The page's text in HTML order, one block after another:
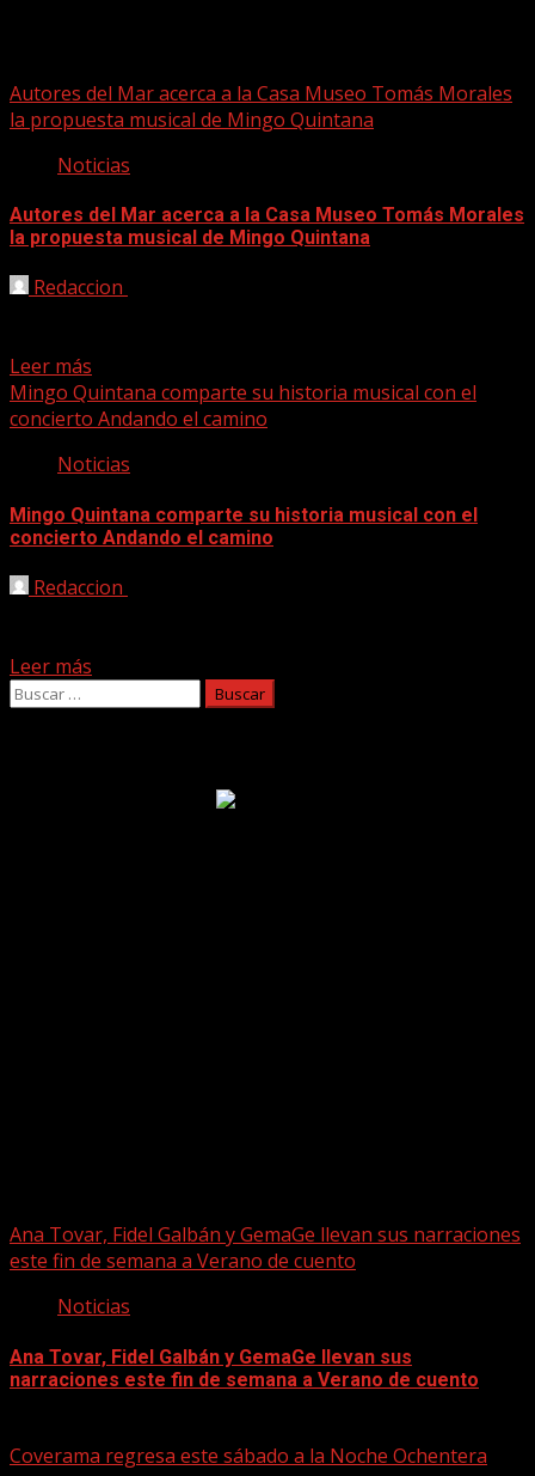
Autores del Mar acerca a la Casa Museo Tomás Morales
la propuesta musical de Mingo Quintana
Noticias
Autores del Mar acerca a la Casa Museo Tomás Morales
la propuesta musical de Mingo Quintana
Redaccion
Leer más
Mingo Quintana comparte su historia musical con el
concierto Andando el camino
Noticias
Mingo Quintana comparte su historia musical con el
concierto Andando el camino
Redaccion
Leer más
Buscar:
Ana Tovar, Fidel Galbán y GemaGe llevan sus narraciones
este fin de semana a Verano de cuento
Noticias
Ana Tovar, Fidel Galbán y GemaGe llevan sus
narraciones este fin de semana a Verano de cuento
Coverama regresa este sábado a la Noche Ochentera